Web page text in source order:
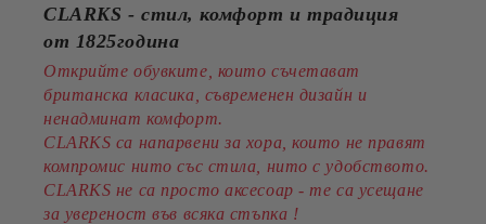
CLARKS - стил, комфорт и традиция
от 1825година
Открийте обувките, които съчетават
британска класика, съвременен дизайн и
ненадминат комфорт.
CLARKS са напарвени за хора, които не правят
компромис нито със стила, нито с удобството.
CLARKS не са просто аксесоар - те са усещане
за увереност във всяка стъпка !